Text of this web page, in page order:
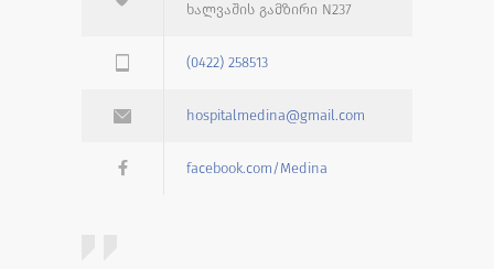
ხალვაშის გამზირი N237
(0422) 258513
hospitalmedina@gmail.com
facebook.com/Medina